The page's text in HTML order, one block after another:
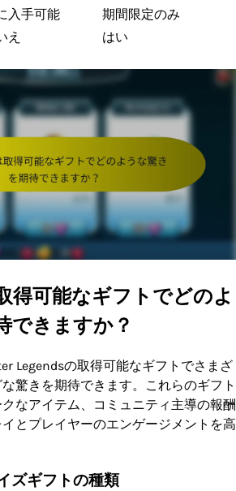
入手可能
期間限定のみ
え はい
得可能なギフトでどのよ
できますか？
Legendsの取得可能なギフトでさまざ
驚きを期待できます。これらのギフト
なアイテム、コミュニティ主導の報酬
とプレイヤーのエンゲージメントを高
ズギフトの種類